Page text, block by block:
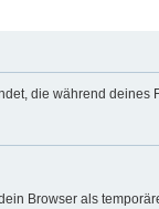
die während
Browser als